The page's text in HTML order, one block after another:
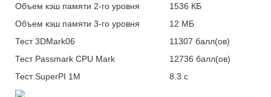
Объем кэш памяти 2-го уровня
1536 КБ
Объем кэш памяти 3-го уровня
12 МБ
Тест3DMark06
11307 балл(ов)
Тест Passmark CPU Mark
12736 балл(ов)
Тест SuperPI 1M 8.3 с